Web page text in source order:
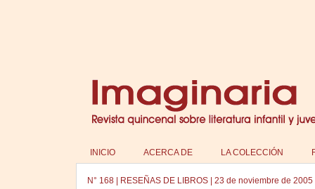
INICIO ACERCA DE LA COLECCIÓN
N° 168| RESEÑAS DE LIBROS| 23 de noviembre de 2005